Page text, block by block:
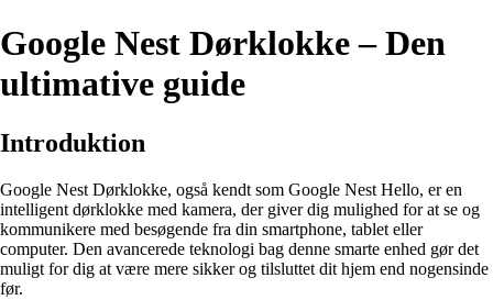
Google Nest Dørklokke – Den
ultimative guide
Introduktion
Google Nest Dørklokke, også kendt som Google Nest Hello, er en
intelligent dørklokke med kamera, der giver dig mulighed for at se og
kommunikere med besøgende fra din smartphone, tablet eller
computer. Den avancerede teknologi bag denne smarte enhed gør det
muligt for dig at være mere sikker og tilsluttet dit hjem end nogensinde
før.